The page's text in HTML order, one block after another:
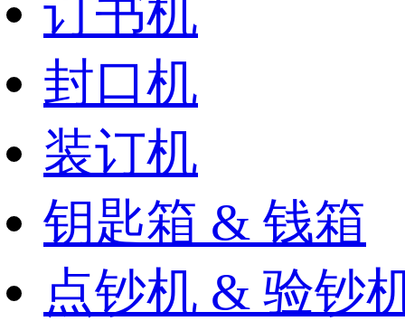
订书机
封口机
装订机
钥匙箱 & 钱箱
点钞机 & 验钞